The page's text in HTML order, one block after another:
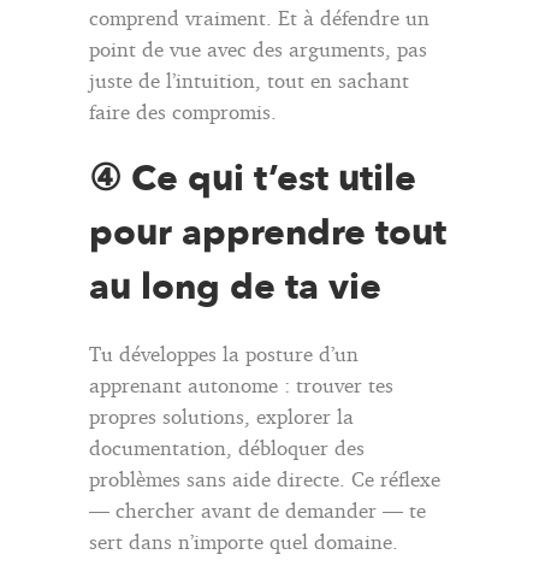
comprend vraiment. Et à défendre un
point de vue avec des arguments, pas
juste de l’intuition, tout en sachant
faire des compromis.
④ Ce qui t’est utile
pour apprendre tout
au long de ta vie
Tu développes la posture d’un
apprenant autonome : trouver tes
propres solutions, explorer la
documentation, débloquer des
problèmes sans aide directe. Ce réflexe
— chercher avant de demander — te
sert dans n’importe quel domaine.